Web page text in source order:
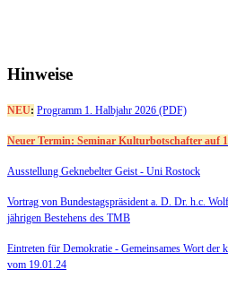
Hinweise
NEU: Programm 1. Halbjahr 2026 (PDF)
Neuer Termin: Seminar Kulturbotschafter auf
Ausstellung Geknebelter Geist - Uni Rostock
Vortrag von Bundestagspräsident a. D. Dr. h.c.
jährigen Bestehens des TMB
Eintreten für Demokratie - Gemeinsames Wort der
vom 19.01.24